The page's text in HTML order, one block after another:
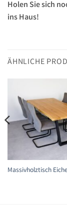
Holen Sie sich
ins Haus!
ÄHNLICHE
Massivholztisch